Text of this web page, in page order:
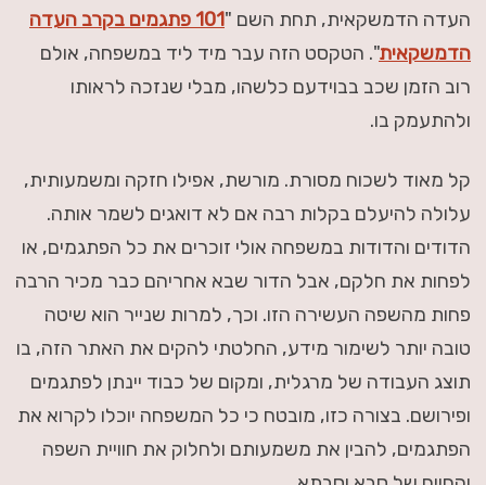
העדה הדמשקאית, תחת השם "
101 פתגמים בקרב העדה
הדמשקאית". הטקסט הזה עבר מיד ליד במשפחה, אולם
רוב הזמן שכב בבוידעם כלשהו, מבלי שנזכה לראותו
ולהתעמק בו.
קל מאוד לשכוח מסורת. מורשת, אפילו חזקה ומשמעותית,
עלולה להיעלם בקלות רבה אם לא דואגים לשמר אותה.
הדודים והדודות במשפחה אולי זוכרים את כל הפתגמים, או
לפחות את חלקם, אבל הדור שבא אחריהם כבר מכיר הרבה
פחות מהשפה העשירה הזו. וכך, למרות שנייר הוא שיטה
טובה יותר לשימור מידע, החלטתי להקים את האתר הזה, בו
תוצג העבודה של מרגלית, ומקום של כבוד יינתן לפתגמים
ופירושם. בצורה כזו, מובטח כי כל המשפחה יוכלו לקרוא את
הפתגמים, להבין את משמעותם ולחלוק את חוויית השפה